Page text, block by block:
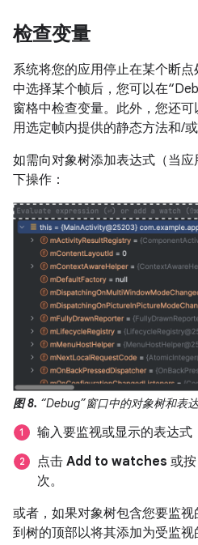
检查变量
系统将您的应用停止在某个断
中选择某个帧后，您可以在
窗格中检查变量。此外，您还
用选定帧内提供的静态方法和/
如需向对象树添加表达式（当
下操作：
图 8. “Debug”窗口中的对象树和表达
输入要监视或显示的表达式
点击 Add to watches 或
次。
或者，如果对象树包含您要监
到树的顶部以将其添加为受监视